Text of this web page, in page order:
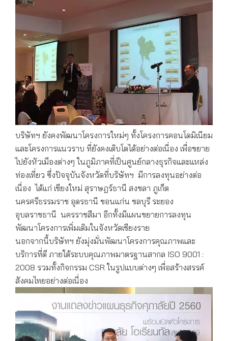
บริษัทฯ ยังคงพัฒนาโครงการใหม่ๆ ทั้งโครงการคอนโดมิเนียม
และโครงการแนวราบ ที่ยังคงเติบโตได้อย่างต่อเนื่อง เพื่อขยาย
ไปยังหัวเมืองต่างๆ ในภูมิภาคที่เป็นศูนย์กลางธุรกิจและแหล่ง
ท่องเที่ยว ซึ่งปัจจุบันจังหวัดที่บริษัทฯ มีการลงทุนอย่างต่อ
เนื่อง ได้แก่ เชียงใหม่ สุราษฎร์ธานี สงขลา ภูเก็ต
นครศรีธรรมราช อุดรธานี ขอนแก่น ชลบุรี ระยอง
อุบลราชธานี นครราชสีมา อีกทั้งมีแผนขยายการลงทุน
พัฒนาโครงการเพิ่มเติมในจังหวัดเชียงราย
นอกจากนี้บริษัทฯ ยังมุ่งมั่นพัฒนาโครงการคุณภาพและ
บริการที่ดี ภายใต้ระบบคุณภาพมาตรฐานสากล ISO 9001 :
2008 รวมทั้งกิจกรรม CSR ในรูปแบบต่างๆ เพื่อสร้างสรรค์
สังคมไทยอย่างต่อเนื่อง